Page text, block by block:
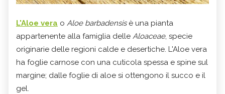
L'Aloe vera o Aloe barbadensisè una pianta
appartenente alla famiglia delle Aloaceae, specie
originarie delle regioni calde e desertiche. L'Aloe vera
ha foglie carnose con una cuticola spessa e spine sul
margine; dalle foglie di aloe si ottengono il succo e il
gel.